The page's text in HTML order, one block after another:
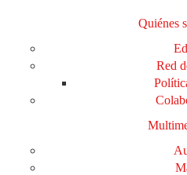
Quiénes
Red